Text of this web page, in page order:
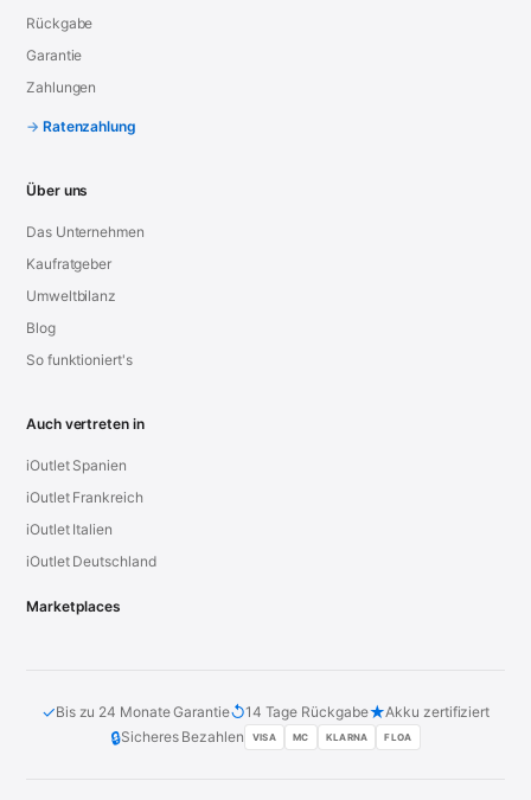
Rückgabe
Garantie
Zahlungen
Ratenzahlung
Über uns
Das Unternehmen
Kaufratgeber
Umweltbilanz
Blog
So funktioniert's
Auch vertreten in
iOutlet Spanien
iOutlet Frankreich
iOutlet Italien
iOutlet Deutschland
Marketplaces
✓Bis zu 24 Monate Garantie↺14 Tage Rückgabe★Akku zertifiziert
🔒Sicheres Bezahlen VISA MC KLARNA FLOA